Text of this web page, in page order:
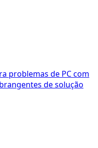
problemas de PC com
de solução